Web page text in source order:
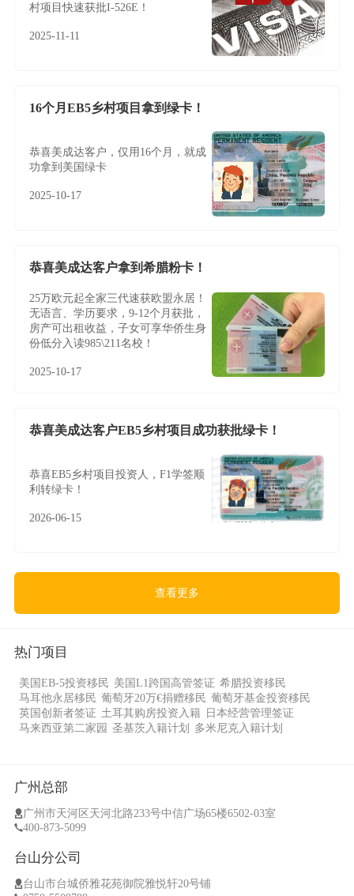
村项目快速获批I-526E！
2025-11-11
16个月EB5乡村项目拿到绿卡！
恭喜美成达客户，仅用16个月，就成
功拿到美国绿卡
2025-10-17
恭喜美成达客户拿到希腊粉卡！
25万欧元起全家三代速获欧盟永居！
无语言、学历要求，9-12个月获批，
房产可出租收益，子女可享华侨生身
份低分入读985\211名校！
2025-10-17
恭喜美成达客户EB5乡村项目成功获批绿卡！
恭喜EB5乡村项目投资人，F1学签顺
利转绿卡！
2026-06-15
查看更多
热门项目
美国EB-5投资移民 美国L1跨国高管签证 希腊投资移民
马耳他永居移民 葡萄牙20万€捐赠移民 葡萄牙基金投资移民
英国创新者签证 土耳其购房投资入籍 日本经营管理签证
马来西亚第二家园 圣基茨入籍计划 多米尼克入籍计划
广州总部
广州市天河区天河北路233号中信广场65楼6502-03室
400-873-5099
台山分公司
台山市台城侨雅花苑御院雅悦轩20号铺